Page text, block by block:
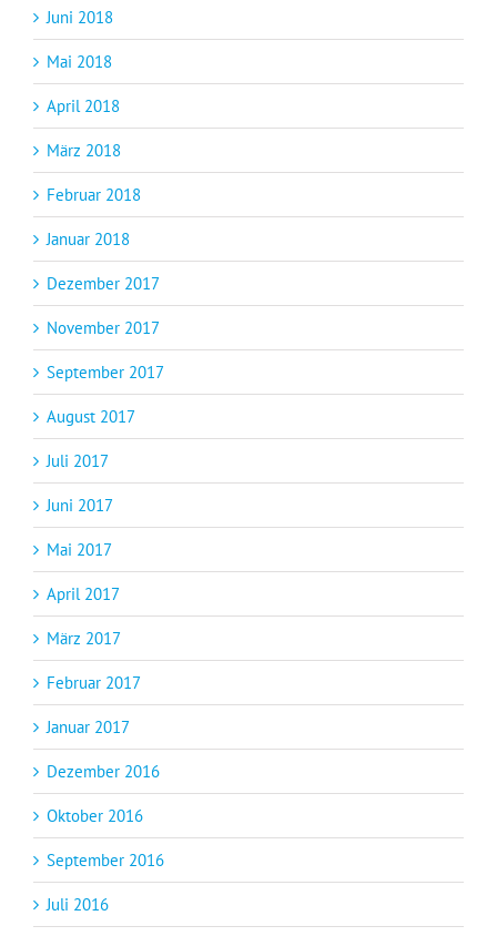
Juni 2018
Mai 2018
April 2018
März 2018
Februar 2018
Januar 2018
Dezember 2017
November 2017
September 2017
August 2017
Juli 2017
Juni 2017
Mai 2017
April 2017
März 2017
Februar 2017
Januar 2017
Dezember 2016
Oktober 2016
September 2016
Juli 2016